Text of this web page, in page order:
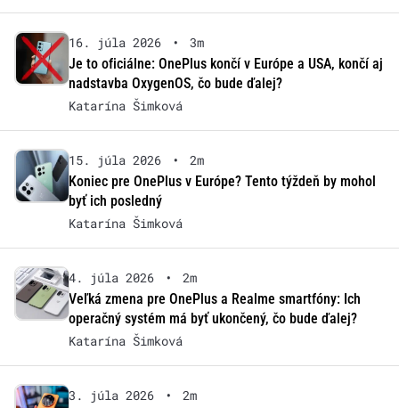
16. júla 2026 •
3m
Je to oficiálne: OnePlus končí v Európe a USA, končí aj
nadstavba OxygenOS, čo bude ďalej?
Katarína Šimková
15. júla 2026 •
2m
Koniec pre OnePlus v Európe? Tento týždeň by mohol
byť ich posledný
Katarína Šimková
4. júla 2026 •
2m
Veľká zmena pre OnePlus a Realme smartfóny: Ich
operačný systém má byť ukončený, čo bude ďalej?
Katarína Šimková
3. júla 2026 •
2m